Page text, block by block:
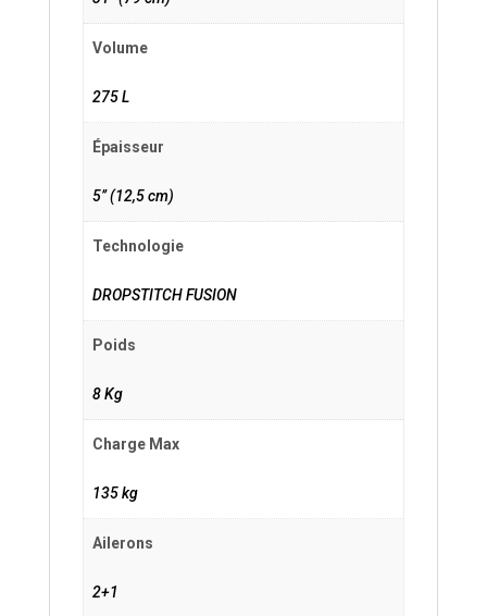
Volume
275 L
Épaisseur
5’’ (12,5 cm)
Technologie
DROPSTITCH FUSION
Poids
8 Kg
Charge Max
135 kg
Ailerons
2+1